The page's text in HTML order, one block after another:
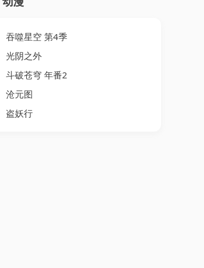
吞噬星空 第4季
光阴之外
斗破苍穹 年番2
沧元图
盗妖行